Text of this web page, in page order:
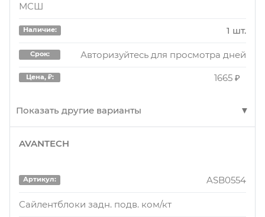
МСШ
Наличие: 1 шт.
Срок: Авторизуйтесь для просмотра дней
Цена, ₽: 1665 ₽
Показать другие варианты
Артикул:
ПРОДОЛЬНОГОУШАСТЫЙ IXORA СКЛАД СПБ
Наличие:
AVANTECH
Артикул: ASB0554
Сайлентблоки задн. подв. ком/кт